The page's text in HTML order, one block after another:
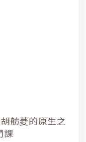
舫菱的原生之
課